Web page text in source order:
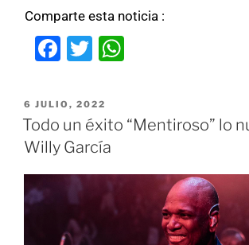
Comparte esta noticia :
F
c
e
b
o
o
k
T
itt
er s
p
p
6 JULIO, 2022
Todo un éxito “Mentiroso” lo
Willy García